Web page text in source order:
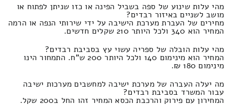
מהי עלות שינוע של ספה בשביל הפינה או כזו שניתן לפתוח או
מושב לשניים באיזור רבדים?
מחירים של העברת מערכת הישיבה על ידי שירותי הנפה או הרמה
המחיר הוא 340 ולכל היותר 210 שקלים חדשים.
מהי עלות הובלה של ספריה עשוי עץ בסביבת רבדים?
המחיר הוא מינימום 140 ולכל היותר 200 ש"ח. התמחור הינו
מינימום 180 ₪.
מה יעלה העברה של מערכת ישיבה למחשבים מערכות ישיבה
עבור המשרד בסביבת רבדים?
המחירון עם פירוק והרכבת הכסא המחיר זהו החל ב200 שקל.